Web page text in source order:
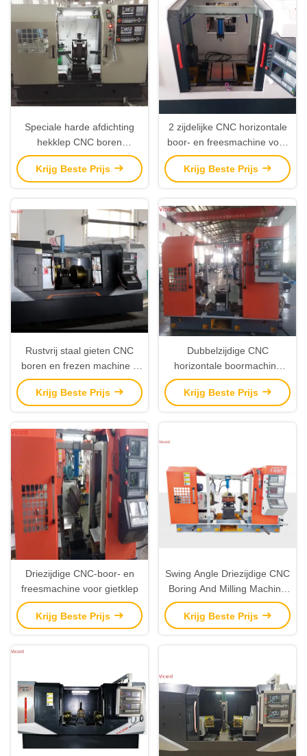
Speciale harde afdichting
hekklep CNC boren
freesmachine 2800KG
400mm Bewerking lengte
Krijg Beste Prijs
2 zijdelijke CNC horizontale
boor- en freesmachine voor
het verwerken van
snelheidsreducenten
Krijg Beste Prijs
Rustvrij staal gieten CNC
boren en frezen machine 3
zijde 5.5T
Krijg Beste Prijs
Dubbelzijdige CNC
horizontale boormachine
4000 kg voor het verwerken
van kleppenflens
Krijg Beste Prijs
Driezijdige CNC-boor- en
freesmachine voor gietklep
Krijg Beste Prijs
Swing Angle Driezijdige CNC
Boring And Milling Machine
200mm 800mm
Verwerkingslengte
Krijg Beste Prijs